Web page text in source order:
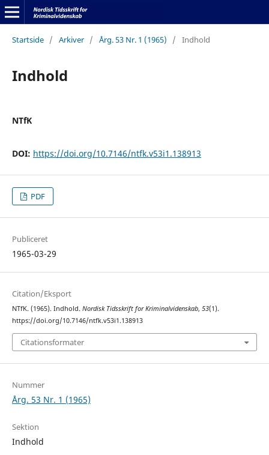
Startside / Arkiver / Årg. 53 Nr. 1 (1965) / Indhold
Indhold
NTfK
DOI: https://doi.org/10.7146/ntfk.v53i1.138913
PDF
Publiceret
1965-03-29
Citation/Eksport
NTfK. (1965). Indhold. Nordisk Tidsskrift for Kriminalvidenskab, 53(1).
https://doi.org/10.7146/ntfk.v53i1.138913
Citationsformater
Nummer
Årg. 53 Nr. 1 (1965)
Sektion
Indhold